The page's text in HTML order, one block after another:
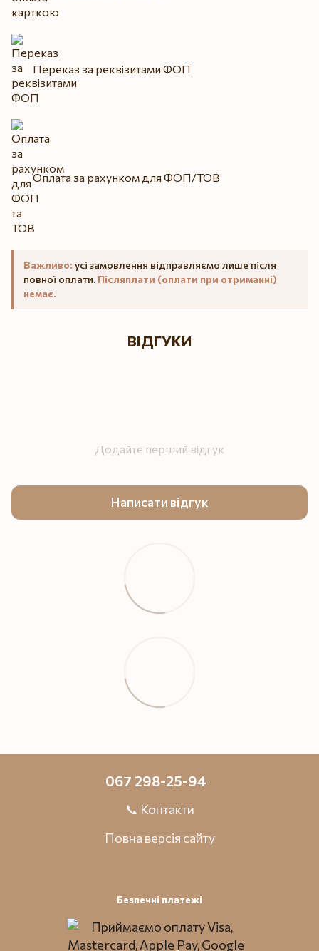
Переказ за реквізитами ФОП
Оплата за рахунком для ФОП/ТОВ
Важливо: усі замовлення відправляємо лише після
повної оплати. Післяплати (оплати при отриманні)
немає.
ВІДГУКИ
Додайте перший відгук
Написати відгук
067 298-25-94
📞 Контакти
Повна версія сайту
Безпечні платежі